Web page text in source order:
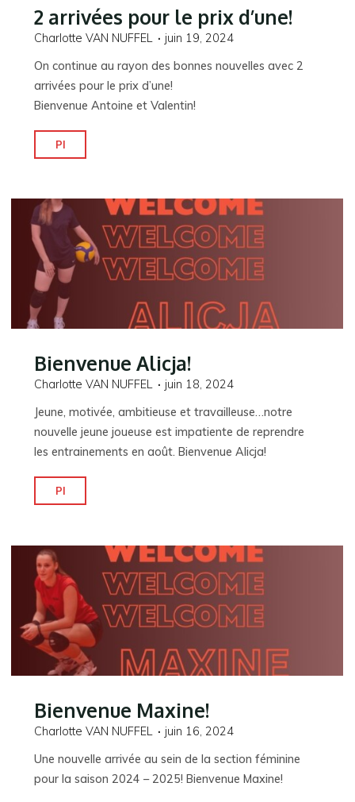
2 arrivées pour le prix d’une!
Charlotte VAN NUFFEL
juin 19, 2024
On continue au rayon des bonnes nouvelles avec 2
arrivées pour le prix d’une!
Bienvenue Antoine et Valentin!
Pl
arrivées
le
prix
d’une!"
Bienvenue Alicja!
Charlotte VAN NUFFEL
juin 18, 2024
Jeune, motivée, ambitieuse et travailleuse…notre
nouvelle jeune joueuse est impatiente de reprendre
les entrainements en août. Bienvenue Alicja!
Pl
Bienvenue Maxine!
Charlotte VAN NUFFEL
juin 16, 2024
Une nouvelle arrivée au sein de la section féminine
pour la saison 2024 – 2025! Bienvenue Maxine!